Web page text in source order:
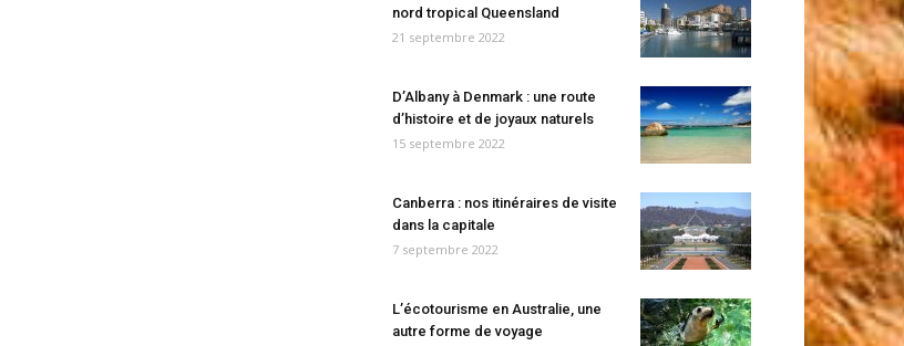
nord tropical Queensland
21 septembre 2022
D’Albany à Denmark : une route
d’histoire et de joyaux naturels
15 septembre 2022
Canberra : nos itinéraires de visite
dans la capitale
7 septembre 2022
L’écotourisme en Australie, une
autre forme de voyage